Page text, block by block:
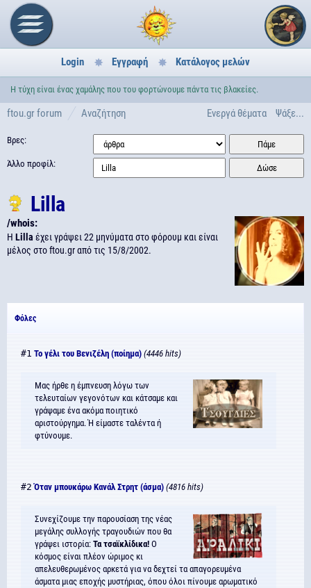
Login Εγγραφή Κατάλογος μελών
Η τύχη είναι ένας χαμάλης που του φορτώνουμε πάντα τις βλακείες.
Ενεργά θέματα Ψάξε...
ftou.gr forum Αναζήτηση
Lilla
Βρες:
Άλλο προφίλ:
/whois:
H Lilla έχει γράψει 22 μηνύματα στο φόρουμ και είναι
μέλος στο ftou.gr από τις 15/8/2002.
Φόλες
#1 Το γέλι του Βενιζέλη (ποίημα) (4446 hits)
Μας ήρθε η έμπνευση λόγω των
τελευταίων γεγονότων και κάτσαμε και
γράψαμε ένα ακόμα ποιητικό
αριστούργημα. Ή είμαστε ταλέντα ή
φτύνουμε.
#2 Όταν μπουκάρω Κανάλ Στρητ (άσμα) (4816 hits)
Συνεχίζουμε την παρουσίαση της νέας
μεγάλης συλλογής τραγουδιών που θα
γράψει ιστορία: Τα τσαϊκλίδικα! Ο
κόσμος είναι πλέον ώριμος κι
απελευθερωμένος αρκετά για να δεχτεί τα απαγορευμένα
άσματα μιας εποχής μυστήριας, όπου όλοι πίνουμε αρωματικό